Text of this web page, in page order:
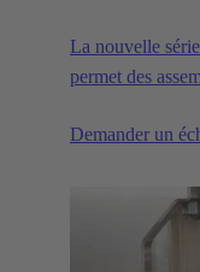
La nouvelle
permet des
pertinentes.
Demander un